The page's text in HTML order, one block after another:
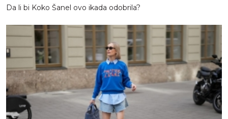
Da li bi Koko Šanel ovo ikada odobrila?